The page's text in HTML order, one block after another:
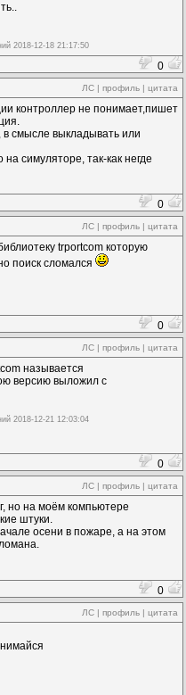
2018-12-18 21:17:50
0
ЛС | профиль | цитата
контроллер не понимает,пишет
в смысле выкладывать или
на симуляторе, так-как негде
0
ЛС | профиль | цитата
trportcom которую
поиск сломался
0
ЛС | профиль | цитата
называется
версию выложил с
2018-12-21 12:03:04
0
ЛС | профиль | цитата
но на моём компьютере
штуки.
осени в пожаре, а на этом
0
ЛС | профиль | цитата